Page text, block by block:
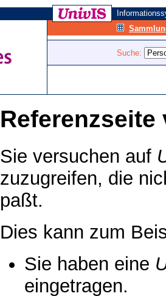
Suche:
Referenzseite
Sie versuchen auf
zuzugreifen, die
paßt.
Dies kann zum
Sie haben eine
eingetragen.